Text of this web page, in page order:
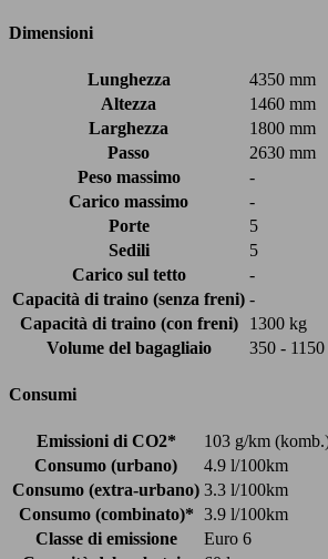
Dimensioni
Lunghezza
4350 mm
Altezza
1460 mm
Larghezza
1800 mm
Passo
2630 mm
Peso massimo
-
Carico massimo
-
Porte
5
Sedili
5
Carico sul tetto
-
Capacità di traino (senza freni) -
Capacità di traino (con freni)
1300 kg
Volume del bagagliaio
350 - 1150
Consumi
Emissioni di CO2*
103 g/km
Consumo (urbano)
4.9 l/100km
Consumo (extra-urbano) 3.3 l/100km
Consumo (combinato)* 3.9 l/100km
Classe di emissione
Euro 6